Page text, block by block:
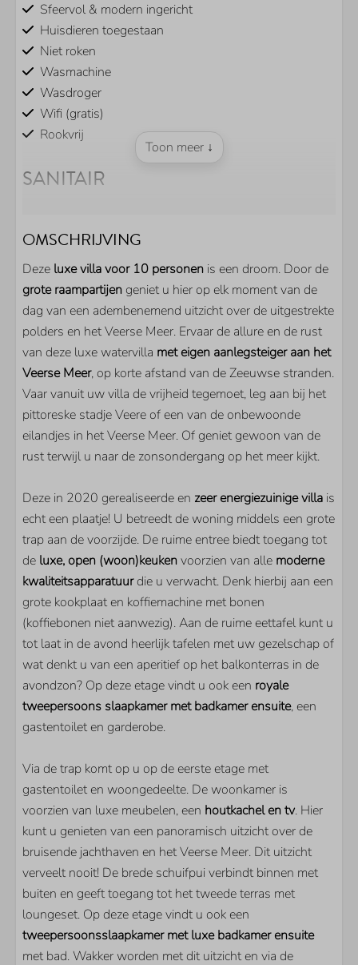
Sfeervol & modern ingericht
Huisdieren toegestaan
Niet roken
Wasmachine
Wasdroger
Wifi (gratis)
Rookvrij
SANITAIR
Bad
Dubbele wastafel
Gastentoilet
BUITEN
Parkeerplaats bij woning
Tuin
Overdekt terras
Balkon
Vlonder
KEUKEN
Koel/vriescombinatie
Filter koffiezetapparaat
Oven
Vaatwasser
Quooker
LIGGING
Vrij uitzicht over het polderlandschap
Rustige ligging
SLAAPKAMER
Aantal éénpersoonsbedden: 10
Aantal slaapkamers met badkamer en-suite: 3
WOONRUIMTE
Smart TV
Extra buitenlandse zenders
Vloerverwarming
Houtkachel
Toon meer ↓
OMSCHRIJVING
Deze luxe villa voor 10 personen is een droom. Door de
grote raampartijen geniet u hier op elk moment van de
dag van een adembenemend uitzicht over de uitgestrekte
polders en het Veerse Meer. Ervaar de allure en de rust
van deze luxe watervilla met eigen aanlegsteiger aan het
Veerse Meer, op korte afstand van de Zeeuwse stranden.
Vaar vanuit uw villa de vrijheid tegemoet, leg aan bij het
pittoreske stadje Veere of een van de onbewoonde
eilandjes in het Veerse Meer. Of geniet gewoon van de
rust terwijl u naar de zonsondergang op het meer kijkt.
Deze in 2020 gerealiseerde en zeer energiezuinige villa is
echt een plaatje! U betreedt de woning middels een grote
trap aan de voorzijde. De ruime entree biedt toegang tot
de luxe, open (woon)keukenvoorzien van alle moderne
kwaliteitsapparatuurdie u verwacht. Denk hierbij aan een
grote kookplaat en koffiemachine met bonen
(koffiebonen niet aanwezig). Aan de ruime eettafel kunt u
tot laat in de avond heerlijk tafelen met uw gezelschap of
wat denkt u van een aperitief op het balkonterras in de
avondzon? Op deze etage vindt u ook een royale
tweepersoons slaapkamer met badkamer ensuite, een
gastentoilet en garderobe.
Via de trap komt op u op de eerste etage met
gastentoilet en woongedeelte. De woonkamer is
voorzien van luxe meubelen, een houtkachel en tv. Hier
kunt u genieten van een panoramisch uitzicht over de
bruisende jachthaven en het Veerse Meer. Dit uitzicht
verveelt nooit! De brede schuifpui verbindt binnen met
buiten en geeft toegang tot het tweede terras met
loungeset. Op deze etage vindt u ook een
tweepersoonsslaapkamer met luxe badkamer ensuite
met bad. Wakker worden met dit uitzicht en via de